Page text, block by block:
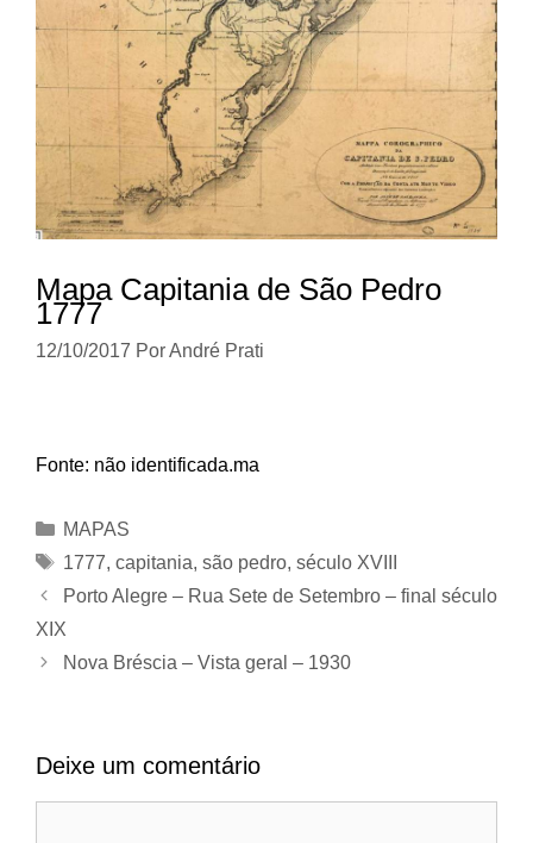
Mapa Capitania de São Pedro
1777
12/10/2017 PorAndré Prati
Fonte: não identificada.ma
Categorias
MAPAS
Tags
1777, capitania, são pedro, século XVIII
Porto Alegre – Rua Sete de Setembro – final século
XIX
Nova Bréscia – Vista geral – 1930
Deixe um comentário